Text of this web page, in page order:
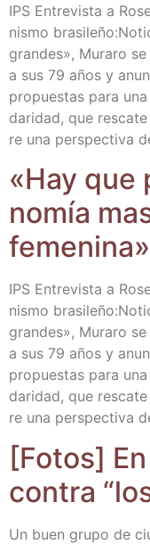
IPS Entre­vis­ta a
nis­mo
gran­des», Mura­ro
a sus 79 años y
pro­pues­tas para
da­ri­dad, que
re una pers­pec­ti­va
«Hay
no­mía
IPS Entre­vis­ta a
nis­mo
gran­des», Mura­ro
a sus 79 años y
pro­pues­tas para
da­ri­dad, que
re una pers­pec­ti­va
[Fotos]
con­tra
Un buen gru­po de